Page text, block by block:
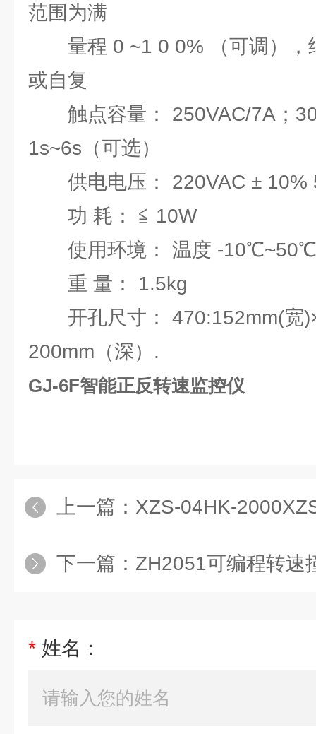
范围为满
量程 0 ~1 0 0% （可调），
或自复
触点容量： 250VAC/7A；
1s~6s（可选）
供电电压： 220VAC ± 10%
功 耗： ≦ 10W
使用环境： 温度 -10℃~50℃
重 量： 1.5kg
开孔尺寸： 470:152mm(宽
200mm（深）.
GJ-6F智能正反转速监控仪
上一篇： XZS-04HK-2000XZS-
下一篇： ZH2051可编程转速
* 姓名：